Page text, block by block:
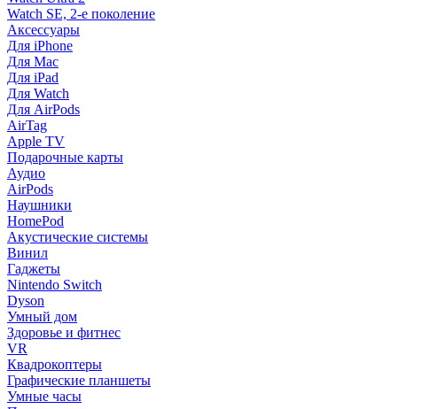
Watch SE, 2-е поколение
Аксессуары
Для iPhone
Для Mac
Для iPad
Для Watch
Для AirPods
AirTag
Apple TV
Подарочные карты
Аудио
AirPods
Наушники
HomePod
Акустические системы
Винил
Гаджеты
Nintendo Switch
Dyson
Умный дом
Здоровье и фитнес
VR
Квадрокоптеры
Графические планшеты
Умные часы